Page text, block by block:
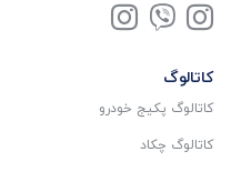
کاتالوگ
کاتالوگ پکیج خودرو
کاتالوگ چکاد